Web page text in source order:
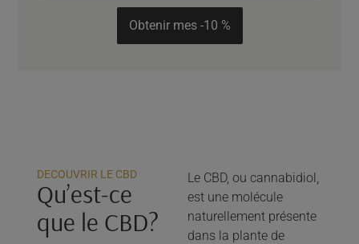
Obtenir mes -10 %
DECOUVRIR LE CBD
Qu’est-ce
que le CBD?
Le CBD, ou cannabidiol,
est une molécule
naturellement présente
dans la plante de